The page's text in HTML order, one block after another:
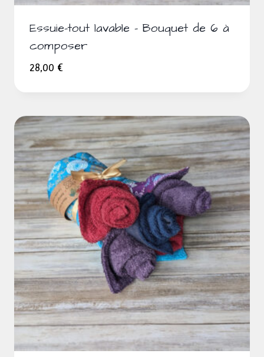
Essuie-tout lavable – Bouquet de 6 à
composer
28,00 €